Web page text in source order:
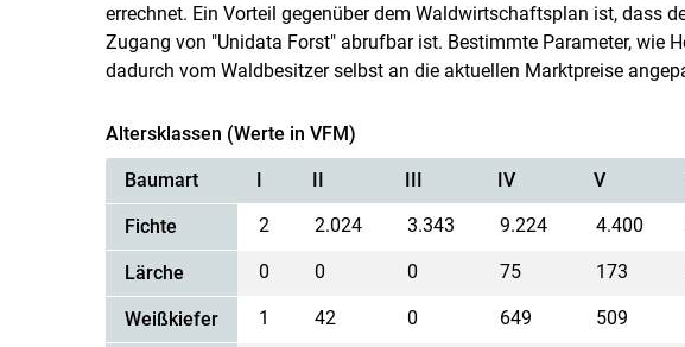
errechnet. Ein Vorteil gegenüber dem Waldwirtschaftsplan ist, dass
Zugang von "Unidata Forst" abrufbar ist. Bestimmte Parameter, wie
dadurch vom Waldbesitzer selbst an die aktuellen Marktpreise
Altersklassen (Werte in VFM)
Baumart I II III IV V
Fichte 2 2.024 3.343 9.224 4.400
Lärche 0 0 0 75 173
Weißkiefer 1 42 0 649 509